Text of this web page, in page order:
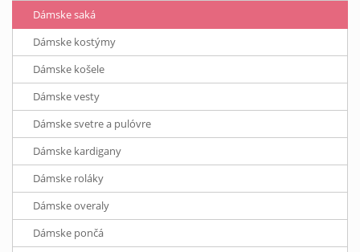
Dámske saká
Dámske kostýmy
Dámske košele
Dámske vesty
Dámske svetre a pulóvre
Dámske kardigany
Dámske roláky
Dámske overaly
Dámske pončá